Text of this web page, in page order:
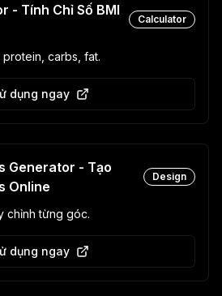
- Tính Chỉ Số BMI
Calculator
protein, carbs, fat.
dụng ngay
Generator - Tạo
Online
Design
chỉnh từng góc.
dụng ngay